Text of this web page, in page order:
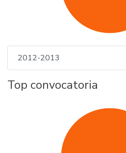
2012-2013
Top convocatoria